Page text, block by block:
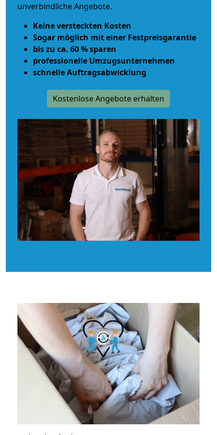
unverbindliche Angebote.
Keine versteckten Kosten
Sogar möglich mit einer Festpreisgarantie
bis zu ca. 60 % sparen
professionelle Umzugsunternehmen
schnelle Auftragsabwicklung
Kostenlose Angebote erhalten